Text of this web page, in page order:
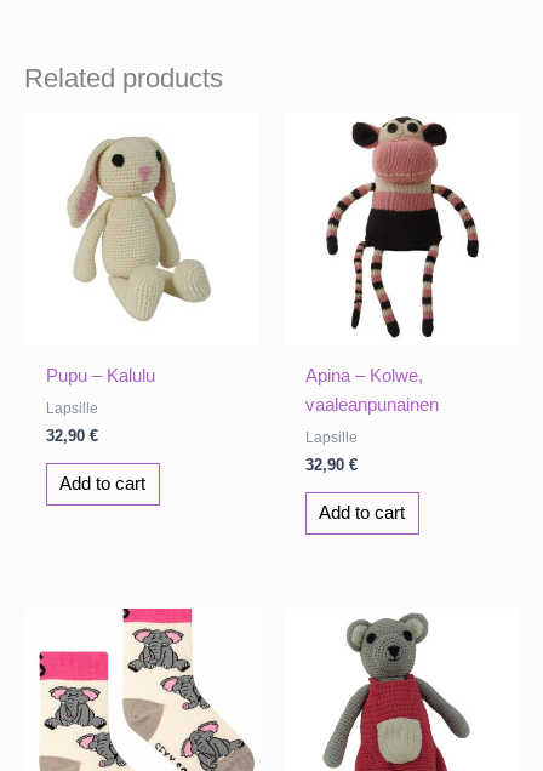
Related products
Pupu – Kalulu
Lapsille
32,90 €
Add to cart
Apina – Kolwe,
vaaleanpunainen
Lapsille
32,90 €
Add to cart